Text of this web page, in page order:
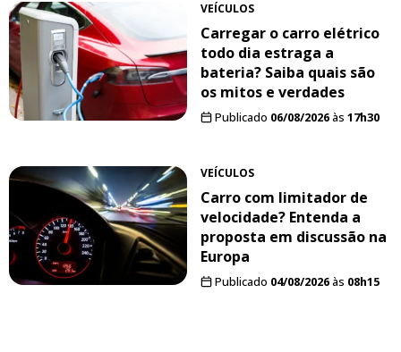
VEÍCULOS
Carregar o carro elétrico
todo dia estraga a
bateria? Saiba quais são
os mitos e verdades
Publicado 06/08/2026às 17h30
VEÍCULOS
Carro com limitador de
velocidade? Entenda a
proposta em discussão na
Europa
Publicado 04/08/2026às 08h15